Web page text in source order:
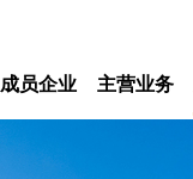
成员企业 主营业务